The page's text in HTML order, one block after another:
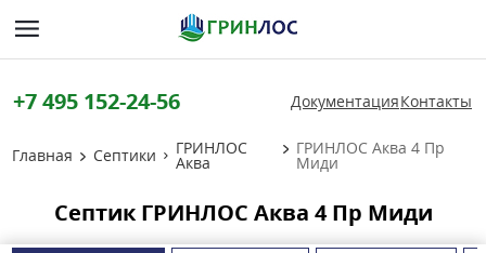
+7 495 152-24-56 ДокументацияКонтакты
Главная Септики ГРИНЛОС
Аква
ГРИНЛОС Аква 4 Пр
Миди
Септик ГРИНЛОС Аква 4 Пр Миди